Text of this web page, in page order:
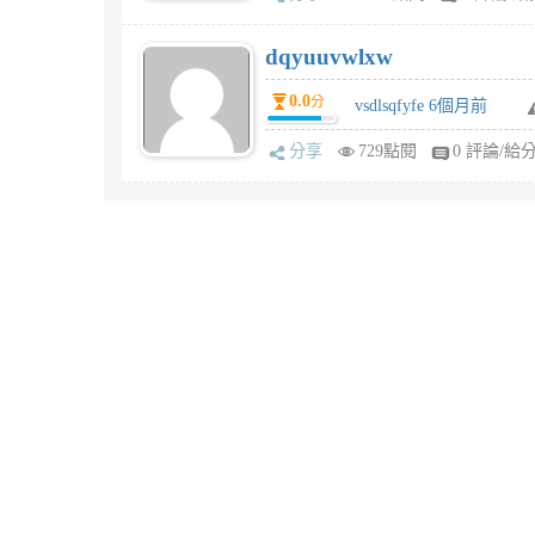
dqyuuvwlxw
0.0分 vsdlsqfyfe 6個月前
分享 729點閱 0 評論/給